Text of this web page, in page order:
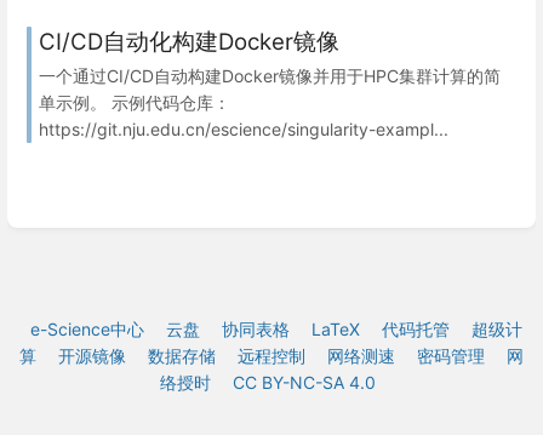
CI/CD自动化构建Docker镜像
一个通过CI/CD自动构建Docker镜像并用于HPC集群计算的简
单示例。 示例代码仓库：
https://git.nju.edu.cn/escience/singularity-exampl...
e-Science中心 云盘 协同表格 LaTeX 代码托管
超级计
算
开源镜像 数据存储 远程控制 网络测速 密码管理
网
络授时
CC BY-NC-SA 4.0